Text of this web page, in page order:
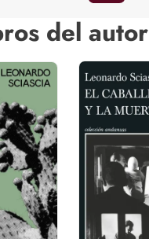
del autor